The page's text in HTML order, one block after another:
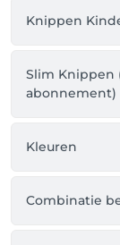
Knippen
Slim Knippen
abonnement)
Kleuren
Combinatie